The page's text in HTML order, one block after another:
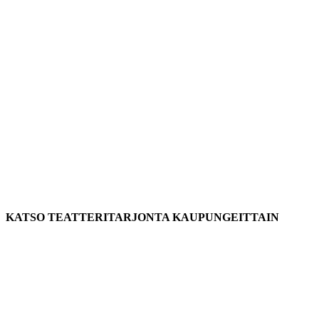
KATSO TEATTERITARJONTA KAUPUNGEITTAIN